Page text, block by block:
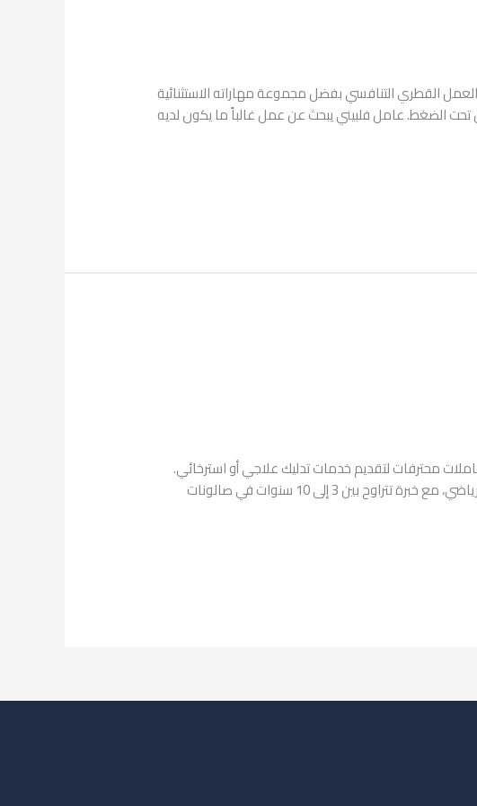
القطري التنافسي بفضل مجموعة مهاراته الاستثنائية
تحت الضغط. عامل فلبيني يبحث عن عمل غالباً ما يكون لديه
محترفات لتقديم خدمات تدليك علاجي أو استرخائي.
عاملات مساج للتنازل غالباً ما تكون فلبينيات مدربات على تقنيات متنوعة مثل التدليك السويدي والتايلاندي والرياضي، مع خبرة تتراوح بين 3 إلى 10 سنوات في صالونات